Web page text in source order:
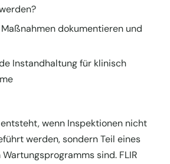
dokumentieren und
Instandhaltung für klinisch
wenn Inspektionen nicht
werden, sondern Teil eines
sind. FLIR